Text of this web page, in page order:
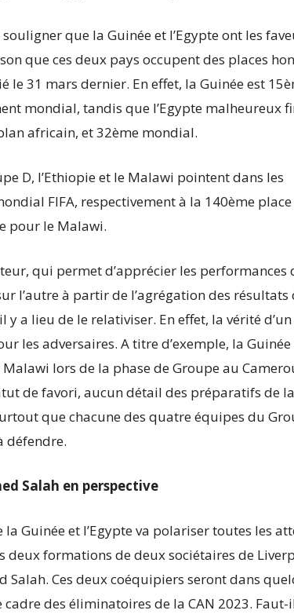
que la Guinée et l’Egypte ont les
que ces deux pays occupent des places
le 31 mars dernier. En effet, la Guinée est
mondial, tandis que l’Egypte malheureux
africain, et 32ème mondial.
D, l’Ethiopie et le Malawi pointent dans les
FIFA, respectivement à la 140ème
pour le Malawi.
qui permet d’apprécier les performances
l’autre à partir de l’agrégation des résultats
y a lieu de le relativiser. En effet, la vérité
les adversaires. A titre d’exemple, la Guinée
lors de la phase de Groupe au
de favori, aucun détail des préparatifs de
que chacune des quatre équipes du
défendre.
Salah en perspective
Guinée et l’Egypte va polariser toutes les
deux formations de deux sociétaires de
Salah. Ces deux coéquipiers seront dans
des éliminatoires de la CAN 2023. Faut-